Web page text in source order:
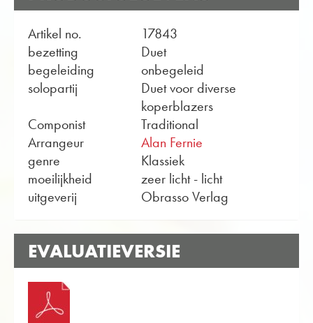
Artikel no.
17843
bezetting
Duet
begeleiding
onbegeleid
solopartij
Duet voor diverse
koperblazers
Componist
Traditional
Arrangeur
Alan Fernie
genre
Klassiek
moeilijkheid
zeer licht - licht
uitgeverij
Obrasso Verlag
EVALUATIEVERSIE